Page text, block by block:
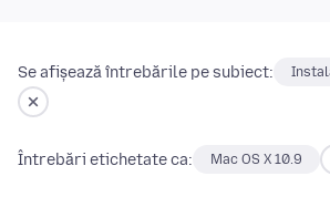
Se afișează întrebările pe subiect:
Întrebări etichetate ca: Mac OS X 10.9